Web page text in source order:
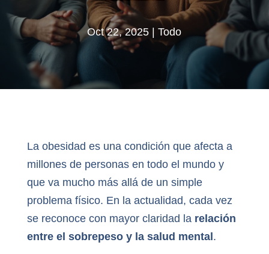
Oct 22, 2025 |Todo
La obesidad es una condición que afecta a
millones de personas en todo el mundo y
que va mucho más allá de un simple
problema físico. En la actualidad, cada vez
se reconoce con mayor claridad la relación
entre el sobrepeso y la salud mental .